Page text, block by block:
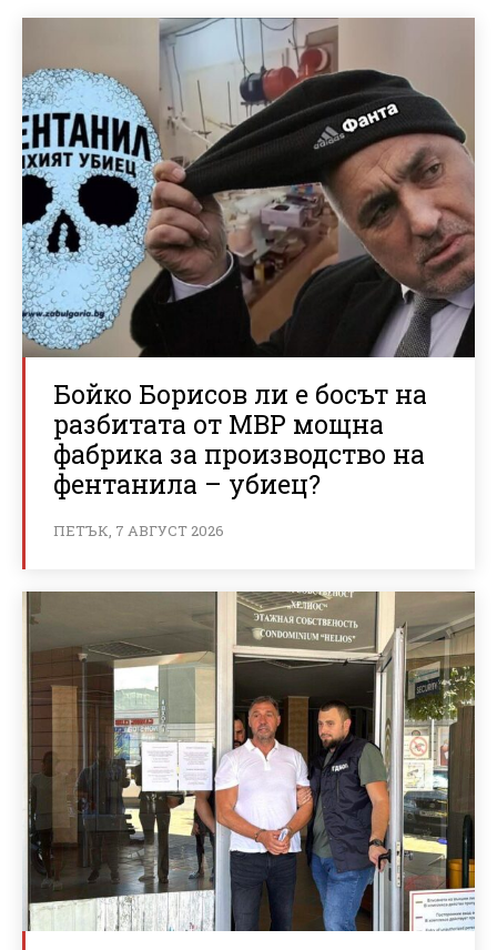
Бойко Борисов ли е босът на
разбитата от МВР мощна
фабрика за производство на
фентанила – убиец?
ПЕТЪК, 7 АВГУСТ 2026